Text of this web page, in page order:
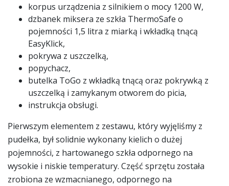
korpus urządzenia z silnikiem o mocy 1200 W,
dzbanek miksera ze szkła ThermoSafe o
pojemności 1,5 litra z miarką i wkładką tnącą
EasyKlick,
pokrywa z uszczelką,
popychacz,
butelka ToGo z wkładką tnącą oraz pokrywką z
uszczelką i zamykanym otworem do picia,
instrukcja obsługi.
Pierwszym elementem z zestawu, który wyjęliśmy z
pudełka, był solidnie wykonany kielich o dużej
pojemności, z hartowanego szkła odpornego na
wysokie i niskie temperatury. Część sprzętu została
zrobiona ze wzmacnianego, odpornego na